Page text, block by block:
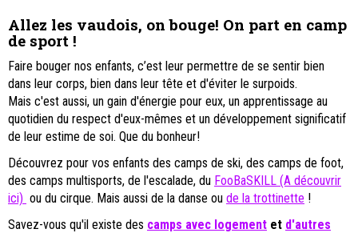
Allez les vaudois, on bouge! On part en camp
de sport !
Faire bouger nos enfants, c’est leur permettre de se sentir bien
dans leur corps, bien dans leur tête et d'éviter le surpoids.
Mais c'est aussi, un gain d'énergie pour eux, un apprentissage au
quotidien du respect d'eux-mêmes et un développement significatif
de leur estime de soi. Que du bonheur!
Découvrez pour vos enfants des camps de ski, des camps de foot,
des camps multisports, de l'escalade, du FooBaSKILL (A découvrir
ici) ou du cirque. Mais aussi de la danse ou de la trottinette !
Savez-vous qu'il existe des camps avec logement et d'autres